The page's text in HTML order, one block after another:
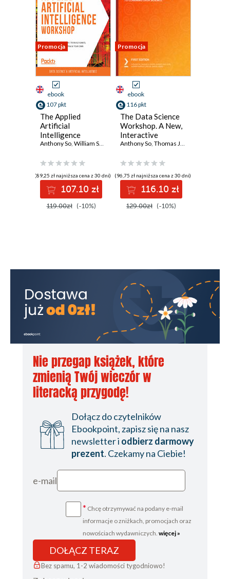
Promocja
ebook
107 pkt
The Applied
Artificial
Intelligence
Workshop. Start
today, to build
games, design
decision trees, and
train your own
machine learning
models
Anthony So, William So , Zsolt Nagy,Swanand Bagve,John Wesley
(89,25 zł najniższa cena z 30 dni)
107.10 zł
119.00zł (-10%)
Promocja
ebook
116 pkt
The Data Science
Workshop. A New,
Interactive
Approach to
Science
Anthony So, Thomas Joseph
(96,75 zł najniższa cena z 30 dni)
116.10 zł
129.00zł (-10%)
Nie przegap książek, które
zmienią Twój wieczór w
literacką przygodę!
Dołącz do czytelników
Ebookpoint, zapisz się na nasz
newsletter i odbierz darmowy
prezent. Czekamy na Ciebie!
e-mail
* Chcę otrzymywać na podany e-mail
informacje o zniżkach, promocjach oraz
nowościach wydawniczych. więcej »
DOŁĄCZ TERAZ
Bez spamu, 1-2 wiadomości tygodniowo!